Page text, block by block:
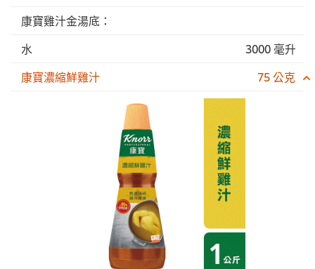
康寶雞汁金湯底：
水
3000 毫升
康寶濃縮鮮雞汁
75 公克